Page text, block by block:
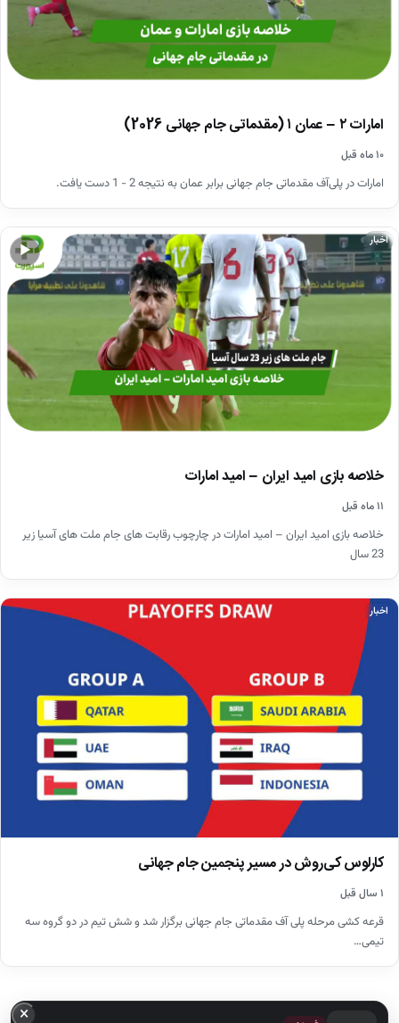
امارات ۲ – عمان ۱ (مقدماتی جام جهانی 2026)
۱۰ ماه قبل
امارات در پلی‌آف مقدماتی جام جهانی برابر عمان به نتیجه 2 - 1 دست یافت.
▶
اخبار
خلاصه بازی امید ایران – امید امارات
۱۱ ماه قبل
خلاصه بازی امید ایران – امید امارات در چارچوب رقابت های جام ملت های آسیا زیر
23 سال
اخبار
کارلوس کی‌روش در مسیر پنجمین جام جهانی
۱ سال قبل
قرعه کشی مرحله پلی آف مقدماتی جام جهانی برگزار شد و شش تیم در دو گروه سه
تیمی…
×